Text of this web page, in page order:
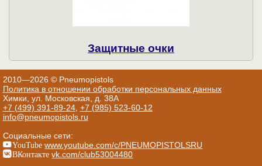
Защитные очки
2010—2026 © Pneumopistols
Политика в отношении обработки персональных данных
Химки, ул. Московская, д. 38А
+7 (499) 391-89-24, +7 (985) 523-60-12
info@pneumopistols.ru
Социальные сети:
YouTube www.youtube.com/c/PNEUMOPISTOLSRU
ВКонтакте vk.com/club53004480